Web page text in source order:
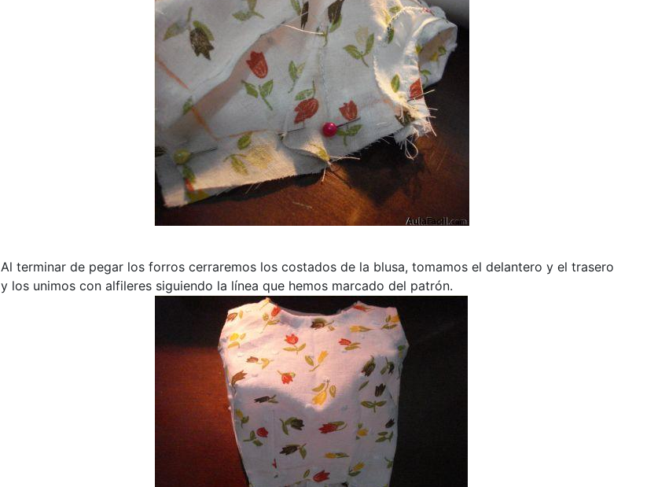
Al terminar de pegar los forros cerraremos los costados de la blusa, tomamos el delantero y el trasero
y los unimos con alfileres siguiendo la línea que hemos marcado del patrón.